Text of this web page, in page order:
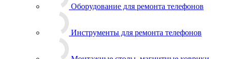
Скальпели, лезвия сменные
Системы хранения